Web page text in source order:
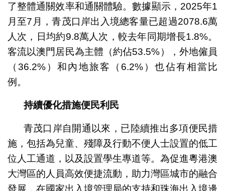
了整體通關效率和通關體驗。數據顯示，2025年1
月至7月，青茂口岸出入境總客量已超過2078.6萬
人次，日均約9.8萬人次，較去年同期增長1.8%。
客流以澳門居民為主體（約佔53.5%），外地僱員
（36.2%）和內地旅客（6.2%）也佔有相當比
例。
持續優化措施便民利民
青茂口岸自開通以來，已陸續推出多項便民措
施，包括為兒童、殘障及行動不便人士設置的低工
位人工通道，以及設置學生專道等。為促進粵港澳
大灣區的人員高效便捷流動，助力灣區城市的融合
發展，在國家出入境管理局的支持和珠海出入境邊